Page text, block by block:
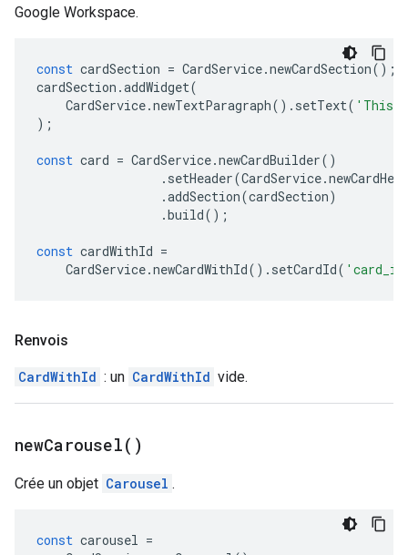
Google Workspace.
const cardSection = CardService.newCardSection();
cardSection .addWidget(
CardService.newTextParagraph(). setText( 'This
);
const card = CardService.newCardBuilder()
. setHeader(CardService.
.addSection(cardSection)
.build();
const cardWithId =
CardService.newCardWithId(). setCardId(
Renvois
CardWithId : un CardWithId vide.
newCarousel( )
Crée un objet Carousel .
const carousel =